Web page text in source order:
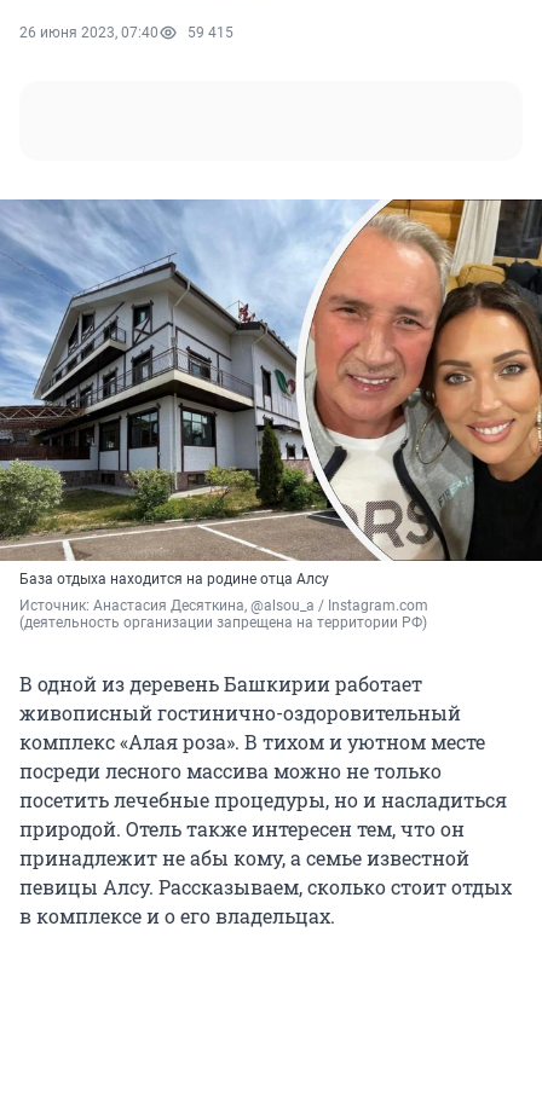
26 июня 2023, 07:40 59 415
База отдыха находится на родине отца Алсу
Источник: Анастасия Десяткина, @alsou_a / Instagram.com
(деятельность организации запрещена на территории РФ)
В одной из деревень Башкирии работает
живописный гостинично-оздоровительный
комплекс «Алая роза». В тихом и уютном месте
посреди лесного массива можно не только
посетить лечебные процедуры, но и насладиться
природой. Отель также интересен тем, что он
принадлежит не абы кому, а семье известной
певицы Алсу. Рассказываем, сколько стоит отдых
в комплексе и о его владельцах.